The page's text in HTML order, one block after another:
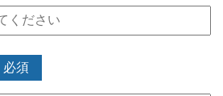
必須